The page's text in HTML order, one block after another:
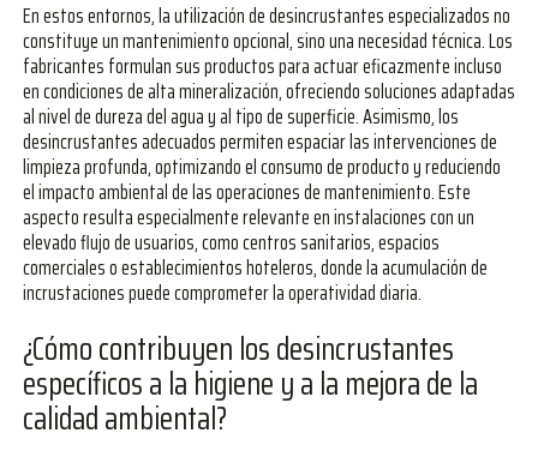
En estos entornos, la utilización de desincrustantes especializados no
constituye un mantenimiento opcional, sino una necesidad técnica. Los
fabricantes formulan sus productos para actuar eficazmente incluso
en condiciones de alta mineralización, ofreciendo soluciones adaptadas
al nivel de dureza del agua y al tipo de superficie. Asimismo, los
desincrustantes adecuados permiten espaciar las intervenciones de
limpieza profunda, optimizando el consumo de producto y reduciendo
el impacto ambiental de las operaciones de mantenimiento. Este
aspecto resulta especialmente relevante en instalaciones con un
elevado flujo de usuarios, como centros sanitarios, espacios
comerciales o establecimientos hoteleros, donde la acumulación de
incrustaciones puede comprometer la operatividad diaria.
¿Cómo contribuyen los desincrustantes
específicos a la higiene y a la mejora de la
calidad ambiental?